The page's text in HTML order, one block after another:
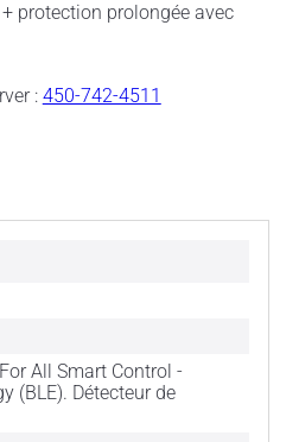
protection prolongée avec
: 450-742-4511
All Smart Control -
(BLE). Détecteur de